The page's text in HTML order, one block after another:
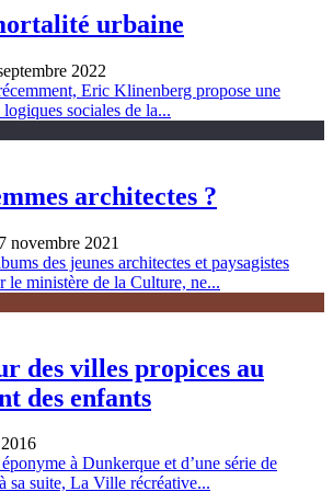
urbaine
2022
Eric Klinenberg propose une
sociales de la...
architectes ?
novembre 2021
des jeunes architectes et paysagistes
le ministère de la Culture, ne...
des villes propices au
des enfants
à Dunkerque et d’une série de
sa suite, La Ville récréative...